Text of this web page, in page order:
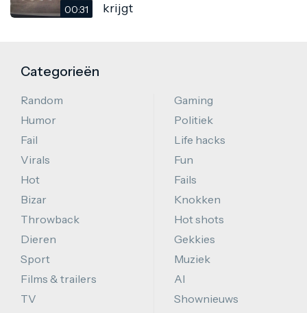
00:31
krijgt
Categorieën
Random
Humor
Fail
Virals
Hot
Bizar
Throwback
Dieren
Sport
Films & trailers
TV
Gaming
Politiek
Life hacks
Fun
Fails
Knokken
Hot shots
Gekkies
Muziek
AI
Shownieuws